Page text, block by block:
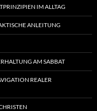
IM ALLTAG
ANLEITUNG
AM SABBAT
REALER